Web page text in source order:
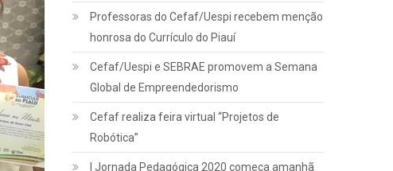
Professoras do Cefaf/Uespi recebem menção
honrosa do Currículo do Piauí
Cefaf/Uespi e SEBRAE promovem a Semana
Global de Empreendedorismo
Cefaf realiza feira virtual “Projetos de
Robótica”
I Jornada Pedagógica 2020 começa amanhã